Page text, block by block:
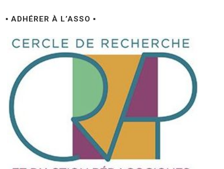
▪ ADHÉRER À L’ASSO ▪